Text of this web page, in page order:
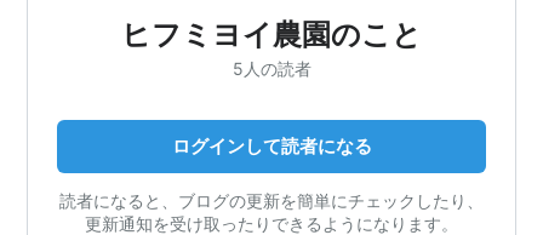
ヒフミヨイ農園のこと
5人の読者
ログインして読者になる
読者になると、ブログの更新を簡単にチェックしたり、
更新通知を受け取ったりできるようになります。